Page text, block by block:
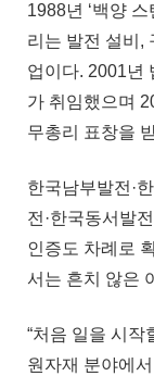
1988년 ‘백양
리는 발전 설비,
업이다. 2001년
가 취임했으며
무총리 표창을
한국남부발전·
전·한국동서발
인증도 차례로
서는 흔치 않은
“처음 일을 시작
원자재 분야에